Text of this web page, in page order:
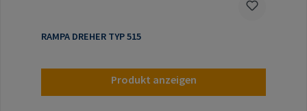
RAMPA DREHER TYP 515
Produkt anzeigen